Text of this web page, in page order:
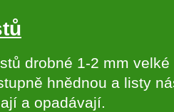
drobné 1-2 mm velké
hnědnou a listy
a opadávají.